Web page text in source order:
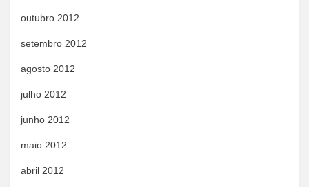
outubro 2012
setembro 2012
agosto 2012
julho 2012
junho 2012
maio 2012
abril 2012